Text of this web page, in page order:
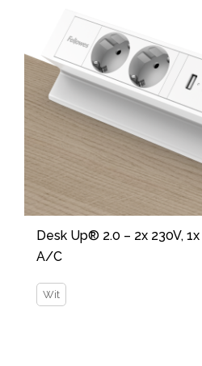
Desk Up® 2.0 – 2x 230V,
A/C
Wit